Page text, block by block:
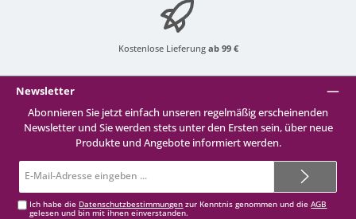
Kostenlose Lieferung ab 99 €
Newsletter
Abonnieren Sie jetzt einfach unseren regelmäßig erscheinenden
Newsletter und Sie werden stets unter den Ersten sein, über neue
Produkte und Angebote informiert werden.
Mail-
Ich habe die Datenschutzbestimmungen zur Kenntnis genommen und dieAGB
gelesen und bin mit ihnen einverstanden.